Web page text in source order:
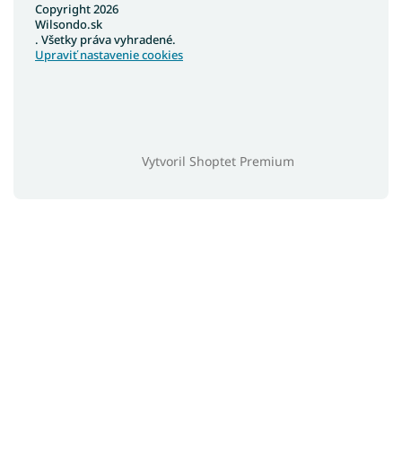
Vytvoril Shoptet Premium
Copyright 2026
Wilsondo.sk
. Všetky práva vyhradené.
Upraviť nastavenie cookies